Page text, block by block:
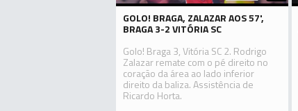
GOLO! BRAGA, ZALAZAR AOS 57',
BRAGA 3-2 VITÓRIA SC
Golo! Braga 3, Vitória SC 2. Rodrigo
Zalazar remate com o pé direito no
coração da área ao lado inferior
direito da baliza. Assistência de
Ricardo Horta.